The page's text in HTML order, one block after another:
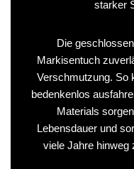
starker
Die
Markisentuch
Verschmutzung. So
bedenkenlos
Materials
Lebensdauer und
viele Jahre hinweg